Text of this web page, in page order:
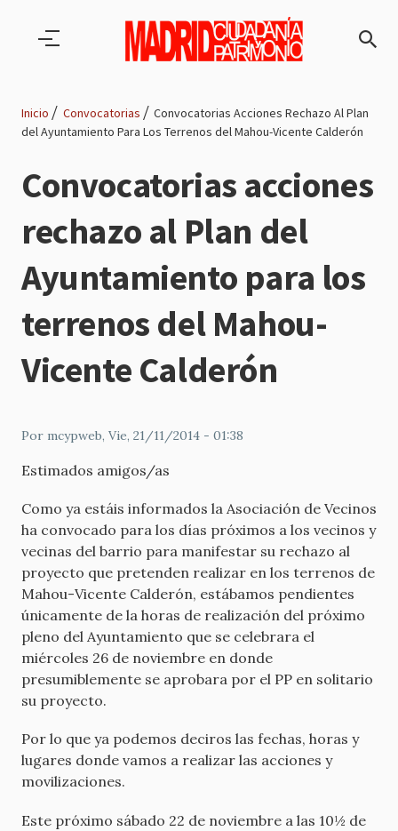
de
navegación
Inicio Convocatorias
Convocatorias Acciones Rechazo Al Plan
del Ayuntamiento Para Los Terrenos del Mahou-Vicente Calderón
Convocatorias acciones
rechazo al Plan del
Ayuntamiento para los
terrenos del Mahou-
Vicente Calderón
Por mcypweb, Vie, 21/11/2014 - 01:38
Estimados amigos/as
Como ya estáis informados la Asociación de Vecinos
ha convocado para los días próximos a los vecinos y
vecinas del barrio para manifestar su rechazo al
proyecto que pretenden realizar en los terrenos de
Mahou-Vicente Calderón, estábamos pendientes
únicamente de la horas de realización del próximo
pleno del Ayuntamiento que se celebrara el
miércoles 26 de noviembre en donde
presumiblemente se aprobara por el PP en solitario
su proyecto.
Por lo que ya podemos deciros las fechas, horas y
lugares donde vamos a realizar las acciones y
movilizaciones.
Este próximo sábado 22 de noviembre a las 10½ de